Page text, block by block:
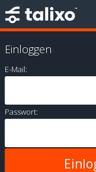
Einloggen
E-Mail:
Passwort: